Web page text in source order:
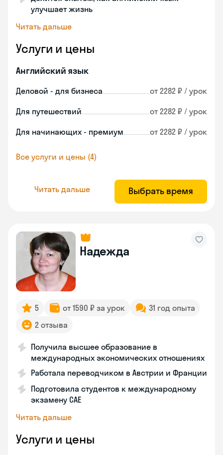
улучшает жизнь
Читать дальше
Услуги и цены
Английский язык
Деловой - для бизнеса от 2282 ₽ / урок
Для путешествий от 2282 ₽ / урок
Для начинающих - премиум от 2282 ₽ / урок
Все услуги и цены (4)
Читать дальше Выбрать время
Надежда
5 от 1590 ₽ за урок
31 год опыта
2 отзыва
Получила высшее образование в
международных экономических отношениях
Работала переводчиком в Австрии и Франции
Подготовила студентов к международному
экзамену CAE
Читать дальше
Услуги и цены